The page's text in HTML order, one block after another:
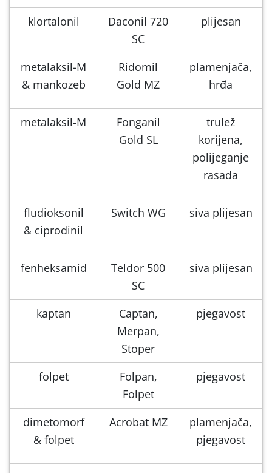
klortalonil
Daconil 720
SC
plijesan
metalaksil-M
& mankozeb
Ridomil
Gold MZ
plamenjača,
hrđa
metalaksil-M
Fonganil
Gold SL
trulež
korijena,
polijeganje
rasada
fludioksonil
& ciprodinil
Switch WG siva plijesan
fenheksamid
Teldor 500
SC
siva plijesan
kaptan
Captan,
Merpan,
Stoper
pjegavost
folpet
Folpan,
Folpet
pjegavost
dimetomorf
& folpet
Acrobat MZ
plamenjača,
pjegavost